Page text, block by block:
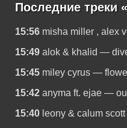
Последние треки
15:56 misha miller , alex
15:49 alok & khalid —
15:45 miley cyrus —
15:42 anyma ft. ejae —
15:40 leony & calum